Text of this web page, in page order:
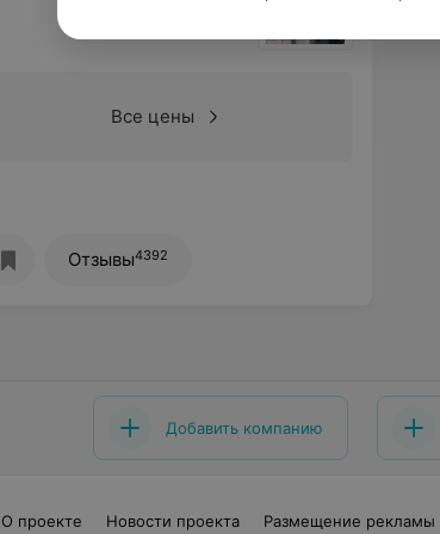
Все цены
Отзывы4392
Добавить компанию
О проекте Новости проекта Размещение рекламы